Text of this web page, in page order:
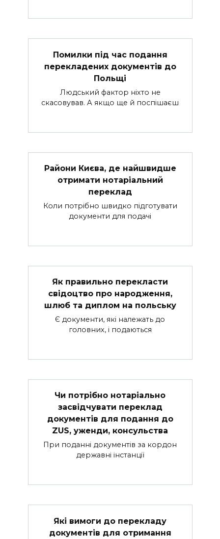
Помилки під час подання
перекладених документів до
Польщі
Людський фактор ніхто не
скасовував. А якщо ще й поспішаєш
Райони Києва, де найшвидше
отримати нотаріальний
переклад
Коли потрібно швидко підготувати
документи для подачі
Як правильно перекласти
свідоцтво про народження,
шлюб та диплом на польську
Є документи, які належать до
головних, і подаються
Чи потрібно нотаріально
засвідчувати переклад
документів для подання до
ZUS, уженди, консульства
При поданні документів за кордон
державні інстанції
Які вимоги до перекладу
документів для отримання